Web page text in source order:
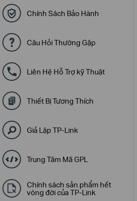
Chính Sách Bảo Hành
Câu Hỏi Thường Gặp
Liên Hệ Hỗ Trợ kỹ Thuật
Thiết Bị Tương Thích
Giả Lập TP-Link
Trung Tâm Mã GPL
Chính sách sản phẩm hết
vòng đời của TP-Link